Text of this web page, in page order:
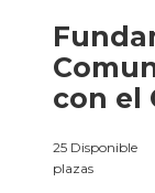
con el
25 Disponible
plazas